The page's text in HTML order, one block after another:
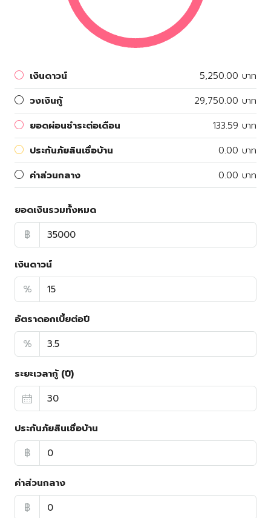
เงินดาวน์
5,250.00 บาท
วงเงินกู้
29,750.00 บาท
ยอดผ่อนชำระต่อเดือน
133.59 บาท
ประกันภัยสินเชื่อบ้าน
0.00 บาท
ค่าส่วนกลาง
0.00 บาท
ยอดเงินรวมทั้งหมด
฿
เงินดาวน์
%
อัตราดอกเบี้ยต่อปี
%
ระยะเวลากู้ (ปี)
ประกันภัยสินเชื่อบ้าน
฿
ค่าส่วนกลาง
฿